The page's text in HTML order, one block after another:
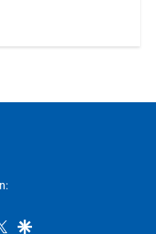
twittergoogle